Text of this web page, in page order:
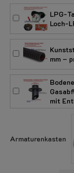
LPG-
Loch-
mm –
mit
Armaturenkasten